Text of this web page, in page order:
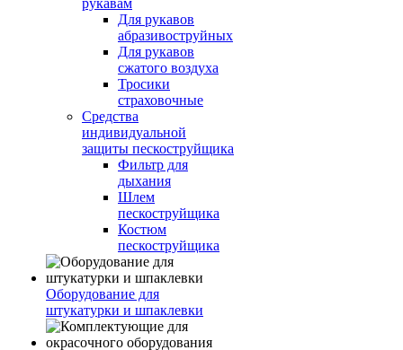
рукавам
Для рукавов
абразивоструйных
Для рукавов
сжатого воздуха
Тросики
страховочные
Средства
индивидуальной
защиты пескоструйщика
Фильтр для
дыхания
Шлем
пескоструйщика
Костюм
пескоструйщика
Оборудование для
штукатурки и шпаклевки